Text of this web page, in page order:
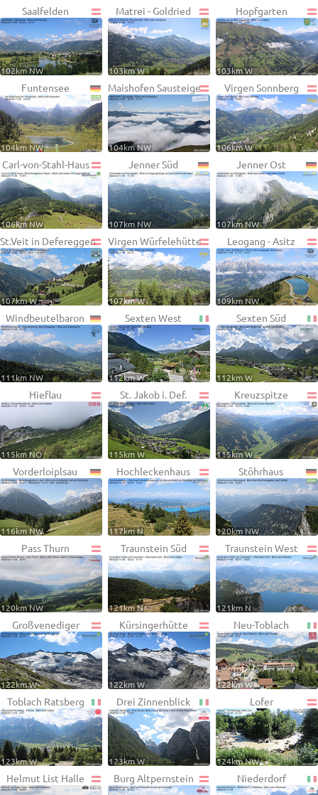
Saalfelden
102km NW
Matrei - Goldried
103km W
Hopfgarten
103km W
Funtensee
104km NW
Maishofen Sausteige
104km NW
Virgen Sonnberg
106km W
Carl-von-Stahl-Haus
106km NW
Jenner Süd
107km NW
Jenner Ost
107km NW
St.Veit in Defereggen
107km W
Virgen Würfelehütte
107km W
Leogang - Asitz
109km NW
Windbeutelbaron
111km NW
Sexten West
112km W
Sexten Süd
112km W
Hieflau
115km NO
St. Jakob i. Def.
115km W
Kreuzspitze
115km W
Vorderloiplsau
116km NW
Hochleckenhaus
117km N
Stöhrhaus
120km NW
Pass Thurn
120km NW
Traunstein Süd
121km N
Traunstein West
121km N
Großvenediger
122km W
Kürsingerhütte
122km W
Neu-Toblach
122km W
Toblach Ratsberg
123km W
Drei Zinnenblick
123km W
Lofer
124km NW
Helmut List Halle Burg Altpernstein Niederdorf